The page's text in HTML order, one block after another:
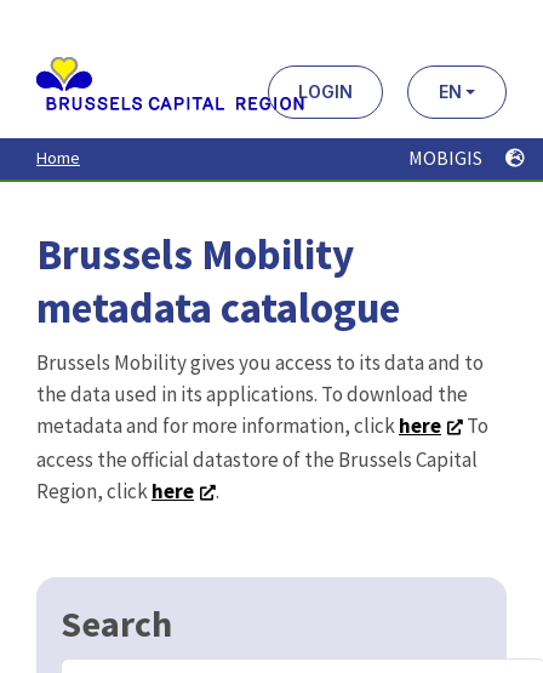
contenu
principal
LOGIN EN
Home MOBIGIS
Brussels Mobility
metadata catalogue
Brussels Mobility gives you access to its data and to
the data used in its applications. To download the
metadata and for more information, clickhere
To
access the official datastore of the Brussels Capital
Region, clickhere .
Search